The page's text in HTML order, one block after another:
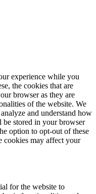
experience while you
the cookies that are
browser as they are
of the website. We
and understand how
be stored in your browser
option to opt-out of these
cookies may affect your
for the website to